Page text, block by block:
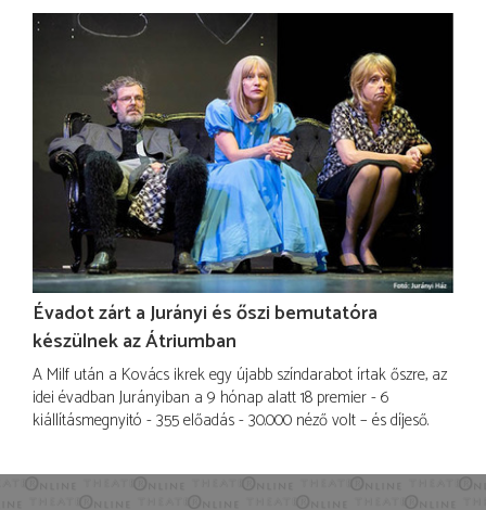
Évadot zárt a Jurányi és őszi bemutatóra
készülnek az Átriumban
A Milf után a Kovács ikrek egy újabb színdarabot írtak őszre, az
idei évadban Jurányiban a 9 hónap alatt 18 premier - 6
kiállításmegnyitó - 355 előadás - 30.000 néző volt – és díjeső.